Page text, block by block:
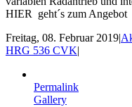
HIER geht´s zum Angebot
Freitag, 08. Februar 2019|
HRG 536 CVK|
Permalink
Gallery